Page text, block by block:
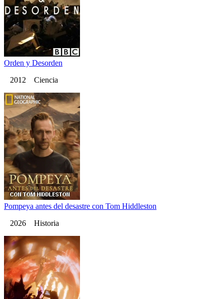
Orden y Desorden
2012 Ciencia
Pompeya antes del desastre con Tom Hiddleston
2026 Historia